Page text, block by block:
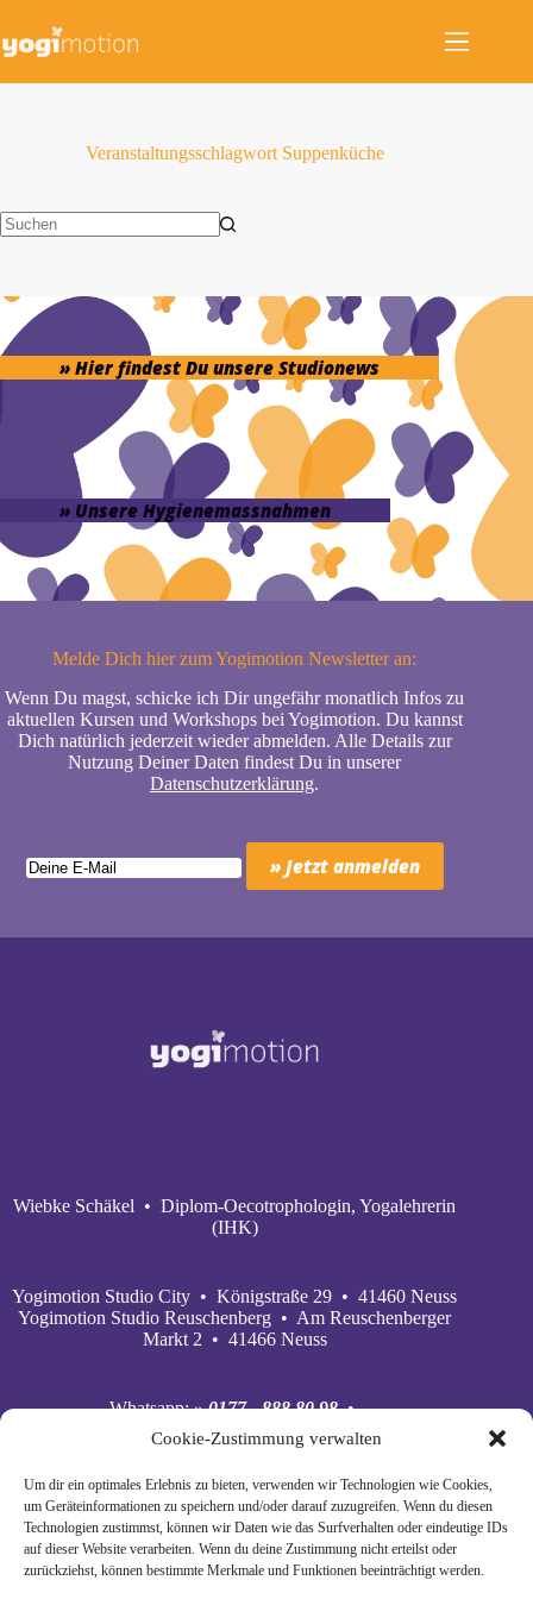
Cookie-Zustimmung verwalten
Um dir ein optimales Erlebnis zu bieten, verwenden wir Technologien wie Cookies,
um Geräteinformationen zu speichern und/oder darauf zuzugreifen. Wenn du diesen
Technologien zustimmst, können wir Daten wie das Surfverhalten oder eindeutige IDs
auf dieser Website verarbeiten. Wenn du deine Zustimmung nicht erteilst oder
zurückziehst, können bestimmte Merkmale und Funktionen beeinträchtigt werden.
springen
VeranstaltungsschlagwortSuppenküche
» Hier findest Du unsere Studionews
» Unsere Hygienemassnahmen
Melde Dich hier zum Yogimotion Newsletter an:
Wenn Du magst, schicke ich Dir ungefähr monatlich Infos zu
aktuellen Kursen und Workshops bei Yogimotion. Du kannst
Dich natürlich jederzeit wieder abmelden. Alle Details zur
Nutzung Deiner Daten findest Du in unserer
Datenschutzerklärung.
Wiebke Schäkel • Diplom-Oecotrophologin, Yogalehrerin
(IHK)
Yogimotion Studio City • Königstraße 29 • 41460 Neuss
Yogimotion Studio Reuschenberg • Am Reuschenberger
Markt 2 • 41466 Neuss
Whatsapp:» 0177 - 888 80 98•
Mobil:
» 0177 - 888 80 98
E‑Mail:» wiebke@yogimotion.de•
Youtube:» yogimotion• XING:» Wiebke Schäkel